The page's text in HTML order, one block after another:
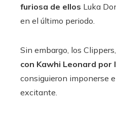
furiosa de ellos Luka
en el último periodo.
Sin embargo, los
con Kawhi Leonard por
consiguieron imponerse
excitante.